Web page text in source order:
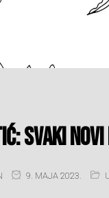
Svaki
9. MAJA 2023.